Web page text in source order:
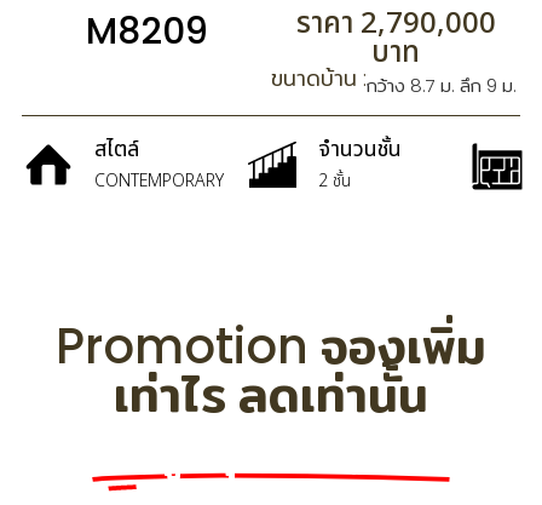
M8209 ราคา 2,790,000
บาท
ขนาดบ้าน :กว้าง 8.7 ม. ลึก 9 ม.
สไตล์
CONTEMPORARY
จำนวนชั้น
2 ชั้น
Promotion จองเพิ่ม
เท่าไร ลดเท่านั้น